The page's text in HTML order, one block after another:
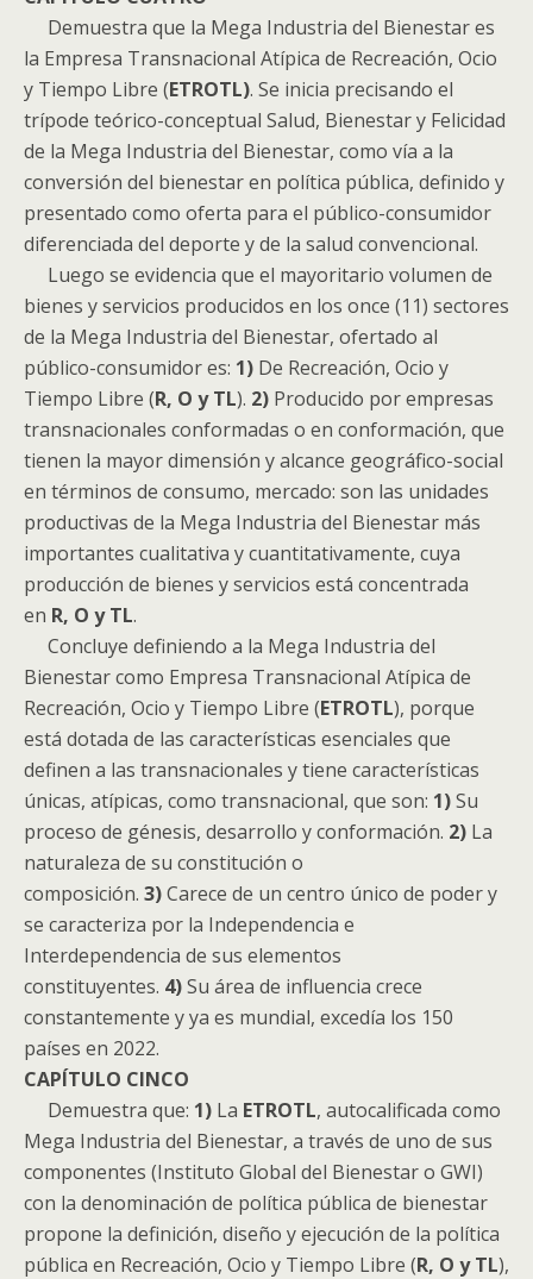
Demuestra que la Mega Industria del Bienestar es
la Empresa Transnacional Atípica de Recreación, Ocio
y Tiempo Libre (ETROTL). Se inicia precisando el
trípode teórico-conceptual Salud, Bienestar y Felicidad
de la Mega Industria del Bienestar, como vía a la
conversión del bienestar en política pública, definido y
presentado como oferta para el público-consumidor
diferenciada del deporte y de la salud convencional.
Luego se evidencia que el mayoritario volumen de
bienes y servicios producidos en los once (11) sectores
de la Mega Industria del Bienestar, ofertado al
público-consumidor es: 1) De Recreación, Ocio y
Tiempo Libre (R, O y TL). 2) Producido por empresas
transnacionales conformadas o en conformación, que
tienen la mayor dimensión y alcance geográfico-social
en términos de consumo, mercado: son las unidades
productivas de la Mega Industria del Bienestar más
importantes cualitativa y cuantitativamente, cuya
producción de bienes y servicios está concentrada
en R, O y TL.
Concluye definiendo a la Mega Industria del
Bienestar como Empresa Transnacional Atípica de
Recreación, Ocio y Tiempo Libre (ETROTL), porque
está dotada de las características esenciales que
definen a las transnacionales y tiene características
únicas, atípicas, como transnacional, que son: 1)Su
proceso de génesis, desarrollo y conformación. 2) La
naturaleza de su constitución o
composición. 3)Carece de un centro único de poder y
se caracteriza por la Independencia e
Interdependencia de sus elementos
constituyentes. 4)Su área de influencia crece
constantemente y ya es mundial, excedía los 150
países en 2022.
CAPÍTULO CINCO
Demuestra que: 1) La ETROTL, autocalificada como
Mega Industria del Bienestar, a través de uno de sus
componentes (Instituto Global del Bienestar o GWI)
con la denominación de política pública de bienestar
propone la definición, diseño y ejecución de la política
pública en Recreación, Ocio y Tiempo Libre (R, O y TL),